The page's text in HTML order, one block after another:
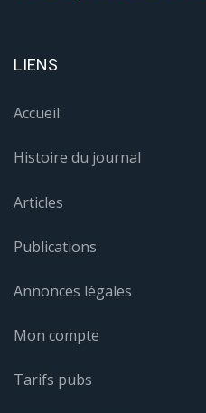
LIENS
Accueil
Histoire du journal
Articles
Publications
Annonces légales
Mon compte
Tarifs pubs